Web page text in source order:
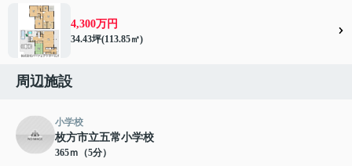
4,300万円
34.43坪(113.85㎡)
周辺施設
小学校
枚方市立五常小学校
365ｍ（5分）